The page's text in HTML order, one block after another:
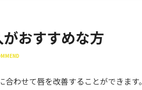
おすすめな方
わせて唇を改善することができます。